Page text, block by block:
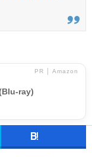
PR │ Amazon
ray)